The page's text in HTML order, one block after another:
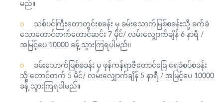
မည်။
သစ်ပင်ကြီးတောတွင်းစခန်း မှ ခမ်းသောက်မြစ်စခန်းသို့ ခက်ခဲ
သောတောင်တက်တောင်ဆင်း 7 မိုင်/ လမ်းလျှောက်ချိန် 6 နာရီ /
အမြင့်ပေ 10000 ခန့် သွားကြရပါမည်။
ခမ်းသောက်မြစ်စခန်း မှ ဖုန်ကန်ရာဇီတောင်ခြေ ရေခဲစပ်စခန်း
သို့ တောင်တက် 5 မိုင်/ လမ်းလျှောက်ချိန် 5 နာရီ / အမြင့်ပေ 10000
ခန့် သွားကြရပါမည်။